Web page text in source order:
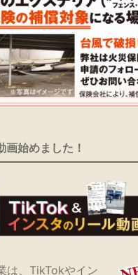
始めました！
は、TikTokやイン